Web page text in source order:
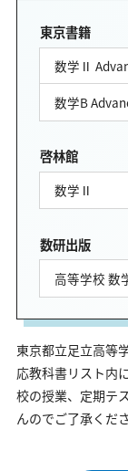
東京書籍
数学Ⅱ
数学B
啓林館
数学Ⅱ
数研出版
高等学校 数
東京都立足立高等
応教科書リスト内
校の授業、定期テ
んのでご了承くださ